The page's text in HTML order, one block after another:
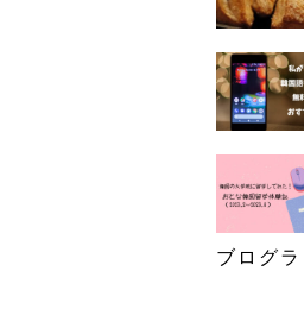
ブログ